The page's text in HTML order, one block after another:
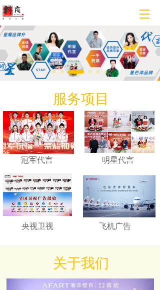
T
g
g
l
n
g
a
t
i
o
服务项目
央视卫视 飞机广告
冠军代言 明星代言
关于我们